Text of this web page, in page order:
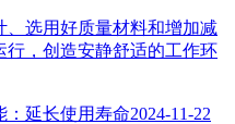
、选用好质量材料和增加减
行，创造安静舒适的工作环
：延长使用寿命2024-11-22